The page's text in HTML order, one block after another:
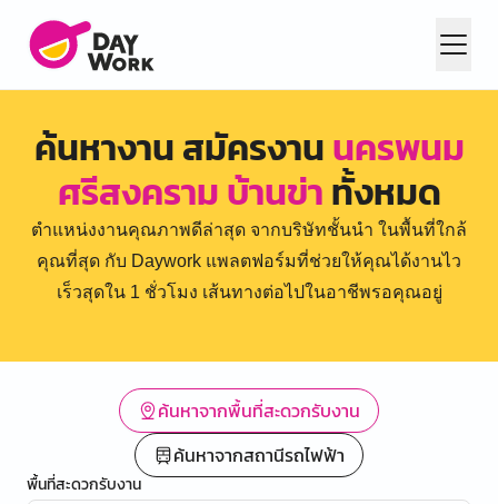
ค้นหางาน สมัครงานนครพนม
ศรีสงคราม บ้านข่าทั้งหมด
ตำแหน่งงานคุณภาพดีล่าสุด จากบริษัทชั้นนำ ในพื้นที่ใกล้
คุณที่สุด กับ Daywork แพลตฟอร์มที่ช่วยให้คุณได้งานไว
เร็วสุดใน 1 ชั่วโมง เส้นทางต่อไปในอาชีพรอคุณอยู่
ค้นหาจากพื้นที่สะดวกรับงาน
ค้นหาจากสถานีรถไฟฟ้า
พื้นที่สะดวกรับงาน